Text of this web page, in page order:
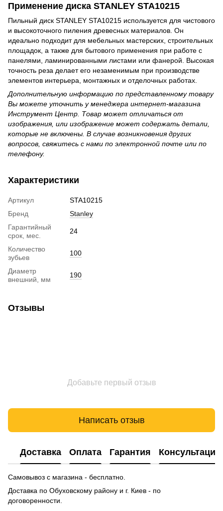
Применение диска STANLEY STA10215
Пильный диск STANLEY STA10215 используется для чистового
и высокоточного пиления древесных материалов. Он
идеально подходит для мебельных мастерских, строительных
площадок, а также для бытового применения при работе с
панелями, ламинированными листами или фанерой. Высокая
точность реза делает его незаменимым при производстве
элементов интерьера, монтажных и отделочных работах.
Дополнительную информацию по представленному товару
Вы можете уточнить у менеджера интернет-магазина
Инструмент Центр. Товар может отличаться от
изображения, или изображение может содержать детали,
которые не включены. В случае возникновения других
вопросов, свяжитесь с нами по электронной почте или по
телефону.
Характеристики
Артикул
STA10215
Бренд
Stanley
Гарантийный
срок, мес.
24
Количество
зубьев
100
Диаметр
внешний, мм
190
Отзывы
Добавьте первый отзыв
Написать отзыв
Доставка Оплата Гарантия Консультация
Самовывоз с магазина - бесплатно.
Доставка по Обуховскому району и г. Киев - по
договоренности.